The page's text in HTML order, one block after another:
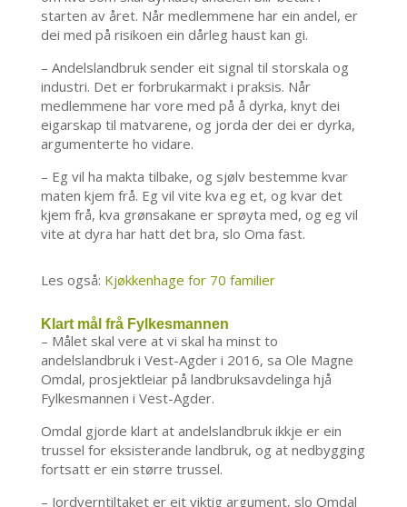
starten av året. Når medlemmene har ein andel, er
dei med på risikoen ein dårleg haust kan gi.
– Andelslandbruk sender eit signal til storskala og
industri. Det er forbrukarmakt i praksis. Når
medlemmene har vore med på å dyrka, knyt dei
eigarskap til matvarene, og jorda der dei er dyrka,
argumenterte ho vidare.
– Eg vil ha makta tilbake, og sjølv bestemme kvar
maten kjem frå. Eg vil vite kva eg et, og kvar det
kjem frå, kva grønsakane er sprøyta med, og eg vil
vite at dyra har hatt det bra, slo Oma fast.
Les også: Kjøkkenhage for 70 familier
Klart mål frå Fylkesmannen
– Målet skal vere at vi skal ha minst to
andelslandbruk i Vest-Agder i 2016, sa Ole Magne
Omdal, prosjektleiar på landbruksavdelinga hjå
Fylkesmannen i Vest-Agder.
Omdal gjorde klart at andelslandbruk ikkje er ein
trussel for eksisterande landbruk, og at nedbygging
fortsatt er ein større trussel.
– Jordverntiltaket er eit viktig argument, slo Omdal